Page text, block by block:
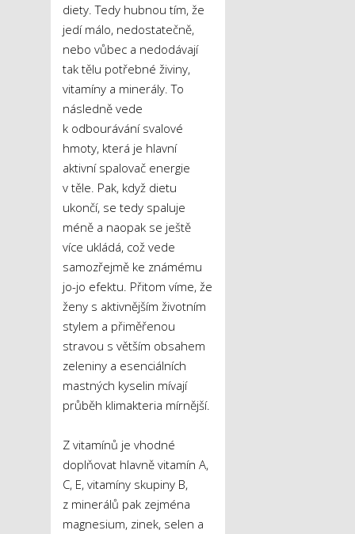
diety. Tedy hubnou tím, že
jedí málo, nedostatečně,
nebo vůbec a nedodávají
tak tělu potřebné živiny,
vitamíny a minerály. To
následně vede
k odbourávání svalové
hmoty, která je hlavní
aktivní spalovač energie
v těle. Pak, když dietu
ukončí, se tedy spaluje
méně a naopak se ještě
více ukládá, což vede
samozřejmě ke známému
jo-jo efektu. Přitom víme, že
ženy s aktivnějším životním
stylem a přiměřenou
stravou s větším obsahem
zeleniny a esenciálních
mastných kyselin mívají
průběh klimakteria mírnější.
Z vitamínů je vhodné
doplňovat hlavně vitamín A,
C, E, vitamíny skupiny B,
z minerálů pak zejména
magnesium, zinek, selen a